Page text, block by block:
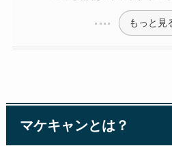
もっと見
マケキャンとは？